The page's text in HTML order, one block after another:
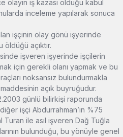
olayın iş kazası olduğu kabul
inceleme yapılarak sonuca
işçinin olay gönü işyerinde
öldüğü açıktır.
işveren işyerinde işçilerin
için gerekli olanı yapmak ve bu
noksansız bulundurmakla
açık buyruğudur.
günlü bilirkişi raporunda
işçi Abdurrahman’ın %75
Turan ile asıl işveren Dağ Tuğla
bulunduğu, bu yönüyle genel